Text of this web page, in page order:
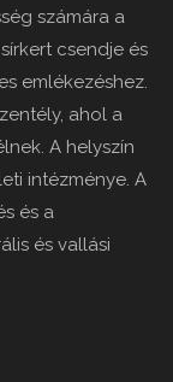
számára a
csendje és
emlékezéshez.
ahol a
A helyszín
intézménye. A
és a
és vallási